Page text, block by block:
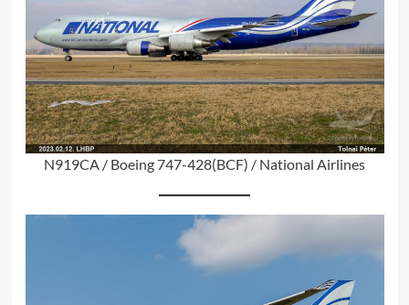
N919CA / Boeing 747-428(BCF) / National Airlines